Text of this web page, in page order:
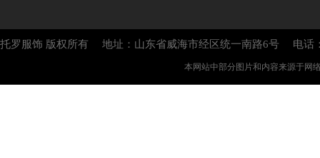
托罗服饰 版权所有 地址：山东省威海市经区统一南路6号 电
本网站中部分图片和内容来源于网